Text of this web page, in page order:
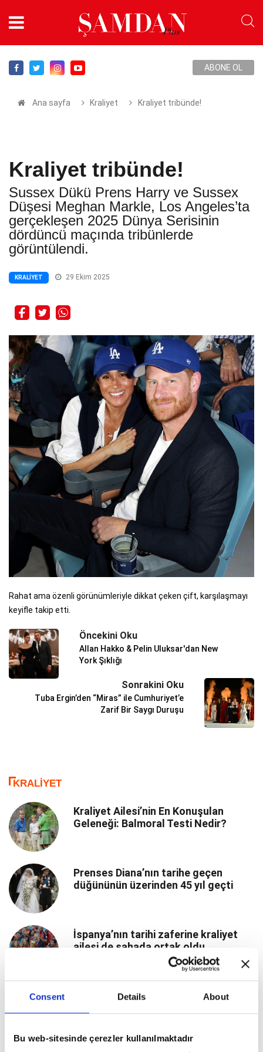
Consent Details About
Bu web-sitesinde çerezler kullanılmaktadır
ABONE OL
Ana sayfa Kraliyet Kraliyet tribünde!
Kraliyet tribünde!
Sussex Dükü Prens Harry ve Sussex
Düşesi Meghan Markle, Los Angeles’ta
gerçekleşen 2025 Dünya Serisinin
dördüncü maçında tribünlerde
görüntülendi.
KRALIYET 29 Ekim 2025
Rahat ama özenli görünümleriyle dikkat çeken çift, karşılaşmayı
keyifle takip etti.
Öncekini Oku
Allan Hakko & Pelin Uluksar'dan New
York Şıklığı
Sonrakini Oku
Tuba Ergin’den “Miras” ile Cumhuriyet’e
Zarif Bir Saygı Duruşu
KRALIYET
Kraliyet Ailesi’nin En Konuşulan
Geleneği: Balmoral Testi Nedir?
Prenses Diana’nın tarihe geçen
düğününün üzerinden 45 yıl geçti
İspanya’nın tarihi zaferine kraliyet
ailesi de sahada ortak oldu
Kate Middleton zarafetiyle Trooping